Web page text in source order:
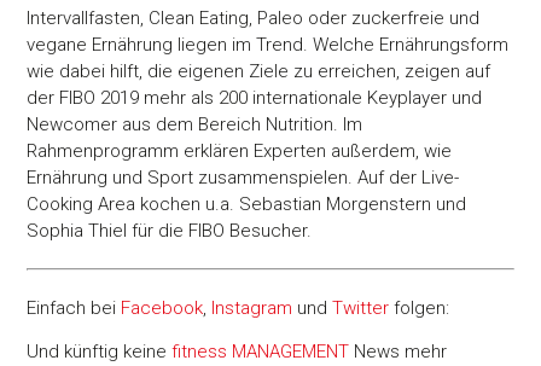
Intervallfasten, Clean Eating, Paleo oder zuckerfreie und
vegane Ernährung liegen im Trend. Welche Ernährungsform
wie dabei hilft, die eigenen Ziele zu erreichen, zeigen auf
der FIBO 2019 mehr als 200 internationale Keyplayer und
Newcomer aus dem Bereich Nutrition. Im
Rahmenprogramm erklären Experten außerdem, wie
Ernährung und Sport zusammenspielen. Auf der Live-
Cooking Area kochen u.a. Sebastian Morgenstern und
Sophia Thiel für die FIBO Besucher.
Einfach bei Facebook, Instagram undTwitter folgen:
Und künftig keinefitness MANAGEMENT News mehr